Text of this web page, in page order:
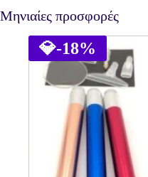
Μηνιαίες προσφορές
💎-18%